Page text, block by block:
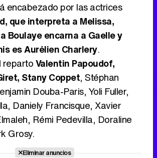
encabezado por las actrices
que interpreta a Melissa,
Boulaye encarna a Gaelle y
es Aurélien Charlery.
repartoValentin Papoudof,
Stany Coppet, Stéphan
Douba-Paris, Yoli Fuller,
Daniely Francisque, Xavier
Rémi Pedevilla, Doraline
Grosy.
Eliminar anuncios